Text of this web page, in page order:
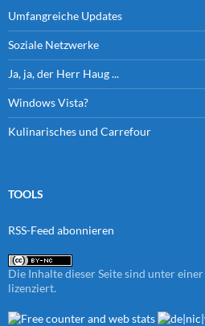
Umfangreiche Updates
Soziale Netzwerke
Ja, ja, der Herr Haug ...
Windows Vista?
Kulinarisches und Carrefour
TOOLS
RSS-Feed abonnieren
Die Inhalte dieser Seite sind unter einer
lizenziert.